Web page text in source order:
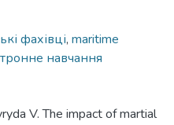
фахівці, maritime
навчання
V. The impact of martial